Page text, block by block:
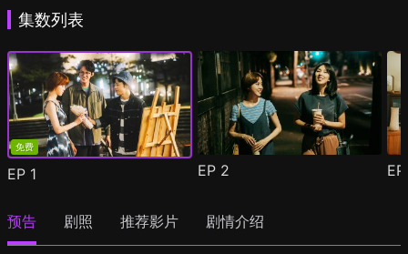
集数列表
免费
EP 1 EP 2
预告 剧照 推荐影片 剧情介绍